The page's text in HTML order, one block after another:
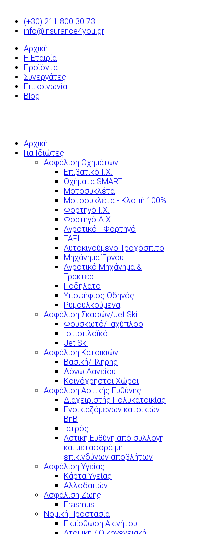
(+30) 211 800 30 73
info@insurance4you.gr
Αρχική
Η Εταιρία
Προϊόντα
Συνεργάτες
Επικοινωνία
Blog
Αρχική
Για Ιδιώτες
Ασφάλιση Οχημάτων
Επιβατικό Ι.Χ.
Οχήματα SMART
Μοτοσυκλέτα
Μοτοσυκλέτα - Κλοπή 100%
Φορτηγό Ι.Χ.
Φορτηγό Δ.Χ.
Αγροτικό - Φορτηγό
ΤΑΞΙ
Αυτοκινούμενο Τροχόσπιτο
Μηχάνημα Έργου
Αγροτικό Μηχάνημα &
Τρακτέρ
Ποδήλατο
Υποψήφιος Οδηγός
Ρυμουλκούμενα
Ασφάλιση Σκαφών/Jet Ski
Φουσκωτό/Ταχύπλοο
Ιστιοπλοϊκό
Jet Ski
Ασφάλιση Κατοικιών
Βασική/Πλήρης
Λόγω Δανείου
Κοινόχρηστοι Χώροι
Ασφάλιση Αστικής Ευθύνης
Διαχειριστής Πολυκατοικίας
Ενοικιαζόμενων κατοικιών
BnB
Ιατρός
Αστική Ευθύνη από συλλογή
και μεταφορά μη
επικινδύνων αποβλήτων
Ασφάλιση Υγείας
Κάρτα Υγείας
Αλλοδαπών
Ασφάλιση Ζωής
Erasmus
Νομική Προστασία
Εκμίσθωση Ακινήτου